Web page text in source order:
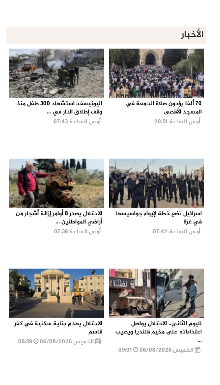
الأخبار
70 ألفا يؤدون صلاة الجمعة في
المسجد الأقصى
أمس الساعة 20:51
اليونيسف: استشهاد 300 طفل منذ
وقف إطلاق النار في ...
أمس الساعة 07:43
اسرائيل تضع خطة لإيواء جواسيسها
في غزة
أمس الساعة 07:42
الاحتلال يصدر 8 أوامر إزالة أشجار من
أراضي المواطنين ...
أمس الساعة 07:38
لليوم الثاني.. الاحتلال يواصل
اعتداءاته على مخيم قلنديا ويصيب
...
الخميس 06/08/2026
الاحتلال يهدم بناية سكنية في كفر
قاسم
الخميس 06/08/2026
08:58